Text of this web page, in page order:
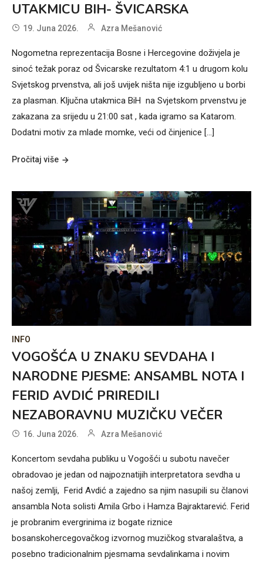
UTAKMICU BIH- ŠVICARSKA
19. Juna 2026. Azra Mešanović
Nogometna reprezentacija Bosne i Hercegovine doživjela je
sinoć težak poraz od Švicarske rezultatom 4:1 u drugom kolu
Svjetskog prvenstva, ali još uvijek ništa nije izgubljeno u borbi
za plasman. Ključna utakmica BiH na Svjetskom prvenstvu je
zakazana za srijedu u 21:00 sat , kada igramo sa Katarom.
Dodatni motiv za mlade momke, veći od činjenice […]
Pročitaj više
INFO
VOGOŠĆA U ZNAKU SEVDAHA I
NARODNE PJESME: ANSAMBL NOTA I
FERID AVDIĆ PRIREDILI
NEZABORAVNU MUZIČKU VEČER
16. Juna 2026. Azra Mešanović
Koncertom sevdaha publiku u Vogošći u subotu navečer
obradovao je jedan od najpoznatijih interpretatora sevdha u
našoj zemlji, Ferid Avdić a zajedno sa njim nasupili su članovi
ansambla Nota solisti Amila Grbo i Hamza Bajraktarević. Ferid
je probranim evergrinima iz bogate riznice
bosanskohercegovačkog izvornog muzičkog stvaralaštva, a
posebno tradicionalnim pjesmama sevdalinkama i novim